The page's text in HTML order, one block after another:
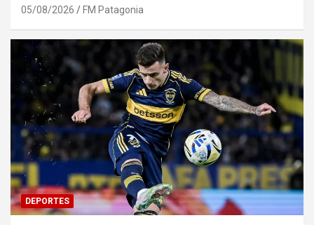
05/08/2026 FM Patagonia
DEPORTES